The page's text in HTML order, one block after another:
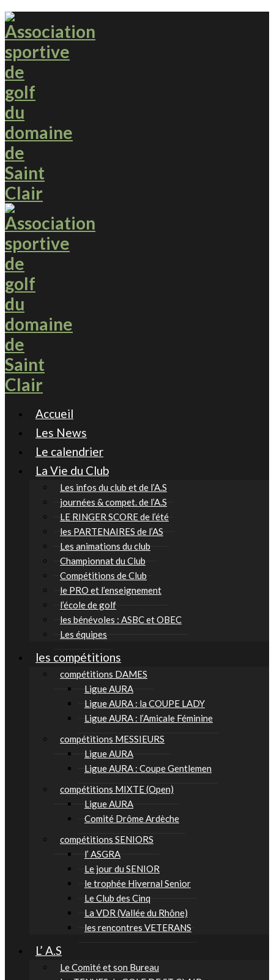
Accueil
Les News
Le calendrier
La Vie du Club
Les infos du club et de l’A.S
journées & compet. de l’A.S
LE RINGER SCORE de l’été
les PARTENAIRES de l’AS
Les animations du club
Championnat du Club
Compétitions de Club
le PRO et l’enseignement
l’école de golf
les bénévoles : ASBC et OBEC
Les équipes
les compétitions
compétitions DAMES
Ligue AURA
Ligue AURA : la COUPE LADY
Ligue AURA : l’Amicale Féminine
compétitions MESSIEURS
Ligue AURA
Ligue AURA : Coupe Gentlemen
compétitions MIXTE (Open)
Ligue AURA
Comité Drôme Ardèche
compétitions SENIORS
l’ ASGRA
Le jour du SENIOR
le trophée Hivernal Senior
Le Club des Cinq
La VDR (Vallée du Rhône)
les rencontres VETERANS
L’ A.S
Le Comité et son Bureau